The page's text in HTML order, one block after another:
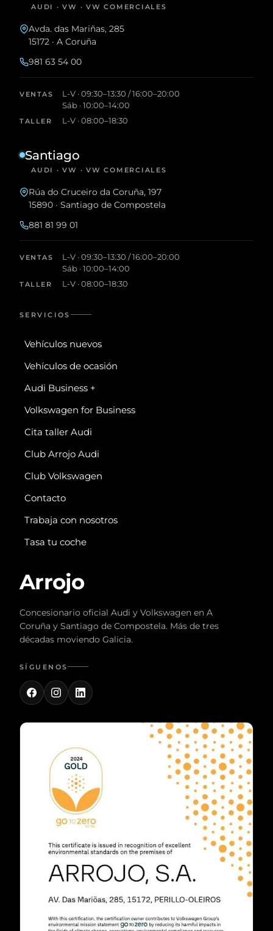
AUDI · VW · VW COMERCIALES
Avda. das Mariñas, 285
15172 · A Coruña
981 63 54 00
VENTAS
L-V · 09:30–13:30 / 16:00–20:00
Sáb · 10:00–14:00
TALLER L-V · 08:00–18:30
Santiago
AUDI · VW · VW COMERCIALES
Rúa do Cruceiro da Coruña, 197
15890 · Santiago de Compostela
881 81 99 01
VENTAS
L-V · 09:30–13:30 / 16:00–20:00
Sáb · 10:00–14:00
TALLER L-V · 08:00–18:30
SERVICIOS
Vehículos nuevos
Vehículos de ocasión
Audi Business +
Volkswagen for Business
Cita taller Audi
Club Arrojo Audi
Club Volkswagen
Contacto
Trabaja con nosotros
Tasa tu coche
Arrojo
Concesionario oficial Audi y Volkswagen en A
Coruña y Santiago de Compostela. Más de tres
décadas moviendo Galicia.
SÍGUENOS